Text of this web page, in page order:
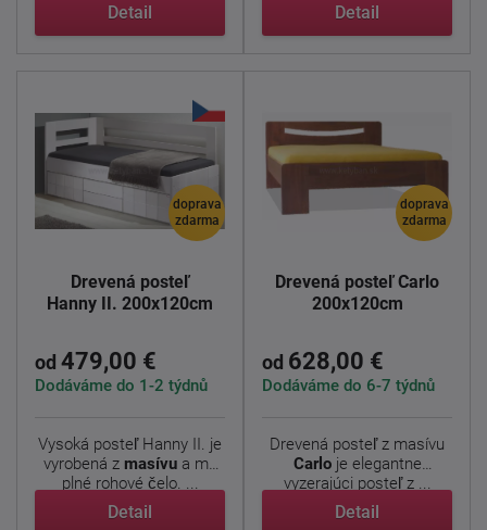
Detail Detail
doprava
zdarma
Drevená posteľ
Hanny II. 200x120cm
od 479,00 €
Dodáváme do 1-2 týdnů
Vysoká posteľ Hanny II. je
vyrobená z masívua má
plné rohové čelo. ...
Detail
doprava
zdarma
Drevená posteľ Carlo
200x120cm
od 628,00 €
Dodáváme do 6-7 týdnů
Drevená posteľ z masívu
Carloje elegantne
vyzerajúci posteľ z ...
Detail